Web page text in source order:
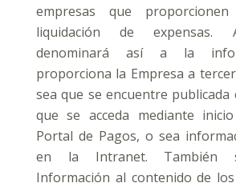
empresas que
liquidación de expensas.
denominará así a la
proporciona la Empresa a
sea que se encuentre publicada
que se acceda mediante
Portal de Pagos, o sea
en la Intranet. También
Información al contenido de